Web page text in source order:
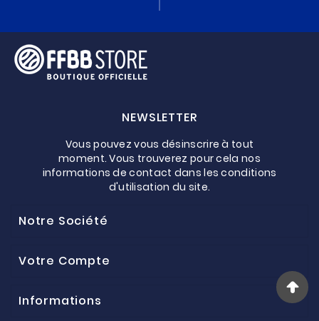
NEWSLETTER
Vous pouvez vous désinscrire à tout
moment. Vous trouverez pour cela nos
informations de contact dans les conditions
d'utilisation du site.
Notre Société
Votre Compte
Informations